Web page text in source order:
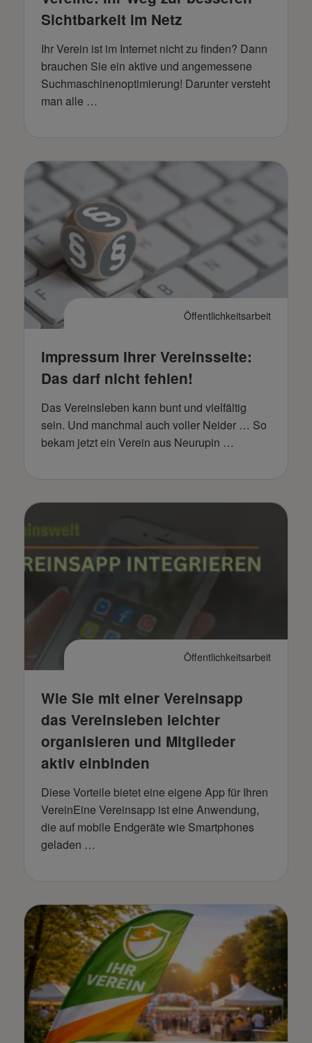
Sichtbarkeit im Netz
Ihr Verein ist im Internet nicht zu finden? Dann
brauchen Sie ein aktive und angemessene
Suchmaschinenoptimierung! Darunter versteht
man alle …
Öffentlichkeitsarbeit
Impressum Ihrer Vereinsseite:
Das darf nicht fehlen!
Das Vereinsleben kann bunt und vielfältig
sein. Und manchmal auch voller Neider … So
bekam jetzt ein Verein aus Neurupin …
Öffentlichkeitsarbeit
Wie Sie mit einer Vereinsapp
das Vereinsleben leichter
organisieren und Mitglieder
aktiv einbinden
Diese Vorteile bietet eine eigene App für Ihren
VereinEine Vereinsapp ist eine Anwendung,
die auf mobile Endgeräte wie Smartphones
geladen …